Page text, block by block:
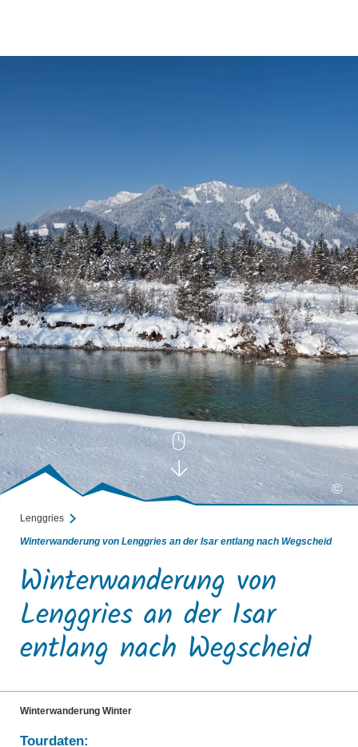
©
Lenggries
Winterwanderung von Lenggries an der Isar entlang nach Wegscheid
Winterwanderung von
Lenggries an der Isar
entlang nach Wegscheid
Winterwanderung Winter
Tourdaten: